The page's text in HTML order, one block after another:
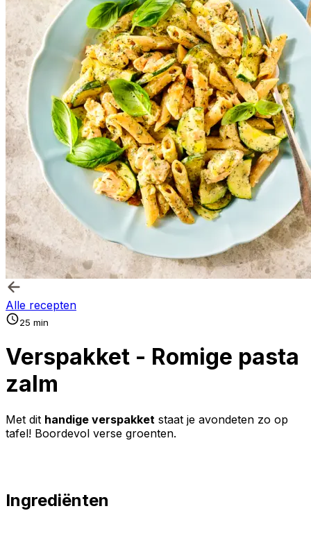
Alle recepten
25 min
Verspakket - Romige pasta
zalm
Met dit handige verspakket staat je avondeten zo op
tafel! Boordevol verse groenten.
Ingrediënten